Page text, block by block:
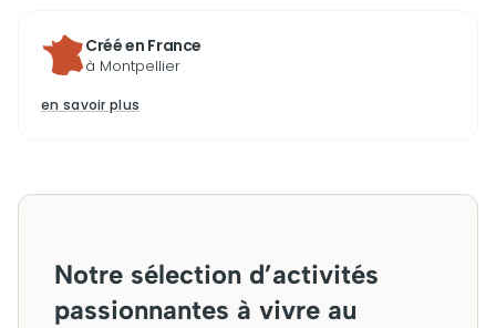
Créé en France
à Montpellier
en savoir plus
Notre sélection d’activités
passionnantes à vivre au